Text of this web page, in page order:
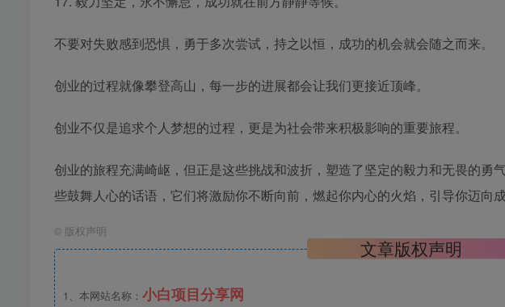
不要对失败感到恐惧，勇于多次尝试，持之以恒，成功的机会就会随之而来。
创业的过程就像攀登高山，每一步的进展都会让我们更接近顶峰。
创业不仅是追求个人梦想的过程，更是为社会带来积极影响的重要旅程。
创业的旅程充满崎岖，但正是这些挑战和波折，塑造了坚定的毅力和无畏的勇
些鼓舞人心的话语，它们将激励你不断向前，燃起你内心的火焰，引导你迈向成
© 版权声明
文章版权声明
1、本网站名称： 小白项目分享网